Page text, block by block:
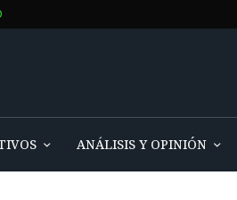
ANÁLISIS Y OPINIÓN